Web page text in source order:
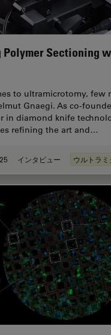
Sectioning
to ultramicrotomy, few
Gnaegi. As co-
in diamond knife
refining the art and…
インタビュー ウルトラ